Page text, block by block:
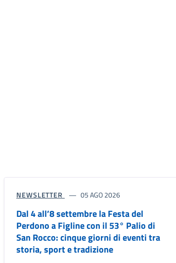
NEWSLETTER 05 AGO 2026
Dal 4 all’8 settembre la Festa del
Perdono a Figline con il 53° Palio di
San Rocco: cinque giorni di eventi tra
storia, sport e tradizione